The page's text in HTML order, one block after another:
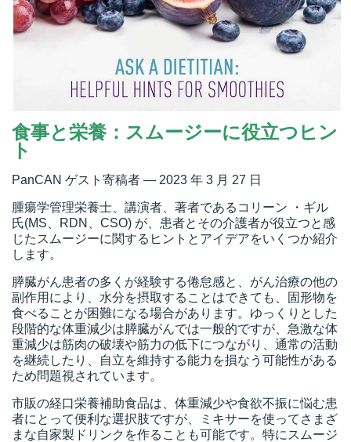
食事と栄養：スムージーに役立つヒン
ト
PanCAN ゲスト寄稿者 — 2023 年 3 月 27 日
腫瘍学管理栄養士、講演者、著者であるコリーン ・ギル
氏(MS、RDN、CSO) が、患者とその介護者が役立つと感
じたスムージーに関するヒントとアイデアをいくつか紹介
します。
膵臓がん患者の多くが経験する倦怠感と、がん治療の他の
副作用により、水分を摂取することはできても、固形物を
食べることが困難になる場合があります。ゆっくりとした
段階的な体重減少は膵臓がんでは一般的ですが、急激な体
重減少は筋肉の破壊や筋力の低下につながり、通常の活動
を継続したり、自立を維持する能力を損なう可能性がある
ため問題視されています。
市販の経口栄養補助食品は、体重減少や​​食欲不振に悩む患
者にとって便利な選択肢ですが、ミキサーを使ってさまざ
まな自家製ドリンクを作ることも可能です。特にスムージ